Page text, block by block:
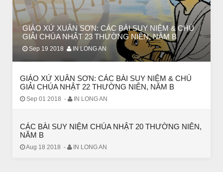
GIÁO XỨ XUÂN SƠN: CÁC BÀI SUY NIỆM & CHÚ
GIẢI CHÚA NHẬT 23 THƯỜNG NIÊN, NĂM B
Sep 19 2018 IN LONG AN
GIÁO XỨ XUÂN SƠN: CÁC BÀI SUY NIỆM & CHÚ
GIẢI CHÚA NHẬT 22 THƯỜNG NIÊN, NĂM B
Sep 01 2018 - IN LONG AN
CÁC BÀI SUY NIỆM CHÚA NHẬT 20 THƯỜNG NIÊN,
NĂM B
Aug 18 2018 - IN LONG AN
Chuyện Ý Nghĩa: Chết vì yêu